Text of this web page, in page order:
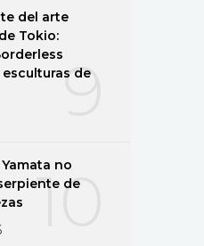
9
del arte
Tokio:
de
10
no
de